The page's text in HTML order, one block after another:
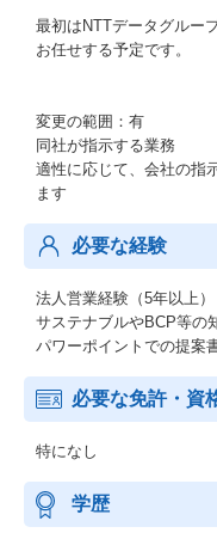
最初はNTTデータグルー
お任せする予定です。
変更の範囲：有
同社が指示する業務
適性に応じて、会社の指
ます
必要な経験
法人営業経験（5年以上）
サステナブルやBCP等の
パワーポイントでの提案
必要な免許・資
特になし
学歴